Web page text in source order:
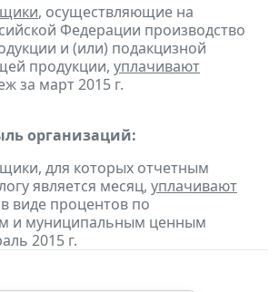
, осуществляющие на
Федерации производство
и (или) подакцизной
продукции, уплачивают
за март 2015 г.
организаций:
для которых отчетным
является месяц, уплачивают
виде процентов по
и муниципальным ценным
2015 г.